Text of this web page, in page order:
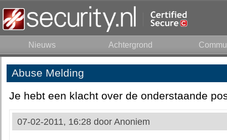
Nieuws Achtergrond
Abuse Melding
Je hebt een klacht over de onderstaande
07-02-2011, 16:28 door Anoniem